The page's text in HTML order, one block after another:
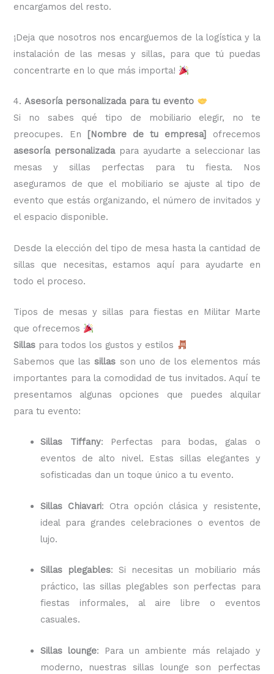
encargamos del resto.
¡Deja que nosotros nos encarguemos de la logística y la
instalación de las mesas y sillas, para que tú puedas
concentrarte en lo que más importa!
4.Asesoría personalizada para tu evento
Si no sabes qué tipo de mobiliario elegir, no te
preocupes. En
[Nombre de tu empresa]
ofrecemos
asesoría personalizadapara ayudarte a seleccionar las
mesas y sillas perfectas para tu fiesta. Nos
aseguramos de que el mobiliario se ajuste al tipo de
evento que estás organizando, el número de invitados y
el espacio disponible.
Desde la elección del tipo de mesa hasta la cantidad de
sillas que necesitas, estamos aquí para ayudarte en
todo el proceso.
Tipos de mesas y sillas para fiestas en Militar Marte
que ofrecemos
Sillas para todos los gustos y estilos
Sabemos que lassillas son uno de los elementos más
importantes para la comodidad de tus invitados. Aquí te
presentamos algunas opciones que puedes alquilar
para tu evento:
Sillas Tiffany: Perfectas para bodas, galas o
eventos de alto nivel. Estas sillas elegantes y
sofisticadas dan un toque único a tu evento.
Sillas Chiavari: Otra opción clásica y resistente,
ideal para grandes celebraciones o eventos de
lujo.
Sillas plegables: Si necesitas un mobiliario más
práctico, las sillas plegables son perfectas para
fiestas informales, al aire libre o eventos
casuales.
Sillas lounge: Para un ambiente más relajado y
moderno, nuestras sillas lounge son perfectas